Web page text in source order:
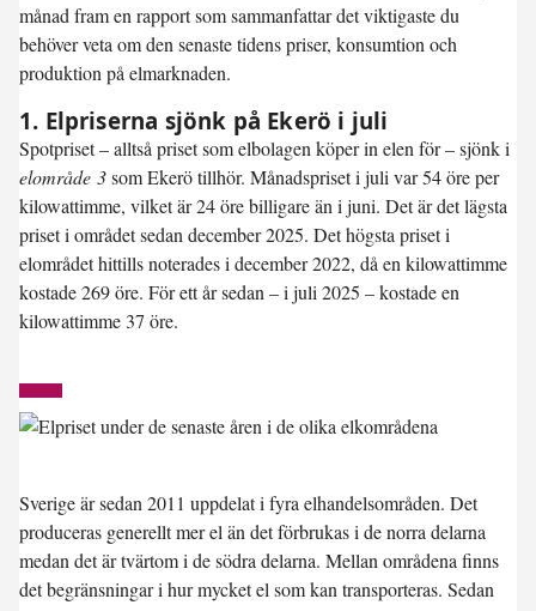
månad fram en rapport som sammanfattar det viktigaste du
behöver veta om den senaste tidens priser, konsumtion och
produktion på elmarknaden.
1. Elpriserna sjönk på Ekerö i juli
Spotpriset – alltså priset som elbolagen köper in elen för – sjönk i
elområde 3som Ekerö tillhör. Månadspriset i juli var54 öre per
kilowattimme, vilket är 24 öre billigare än i juni. Det är det lägsta
priset i området sedan december 2025. Det högsta priset i
elområdet hittills noterades i december 2022, då en kilowattimme
kostade 269 öre. För ett år sedan – i juli 2025 – kostade en
kilowattimme 37 öre.
Sverige är sedan 2011 uppdelat i fyra elhandelsområden. Det
produceras generellt mer el än det förbrukas i de norra delarna
medan det är tvärtom i de södra delarna. Mellan områdena finns
det begränsningar i hur mycket el som kan transporteras. Sedan